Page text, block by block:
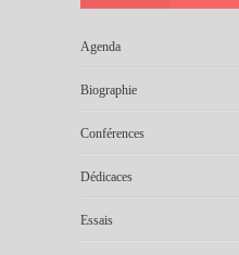
Agenda
Biographie
Conférences
Dédicaces
Essais